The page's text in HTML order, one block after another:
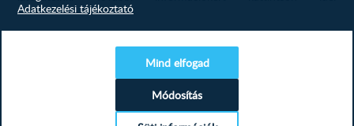
Deante ADR_0621 Fali törölköző...
Adatkezelési tájékoztató
Mind elfogad
Módosítás